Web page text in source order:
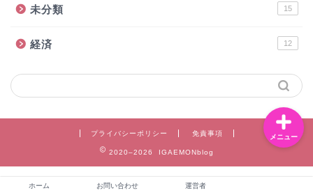
未分類 15
経済 12
プライバシーポリシー 免責事項
2020–2026 IGAEMONblog
ホーム お問い合わせ 運営者
メニュー